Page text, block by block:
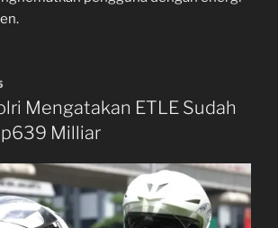
Mengatakan ETLE Sudah
Milliar